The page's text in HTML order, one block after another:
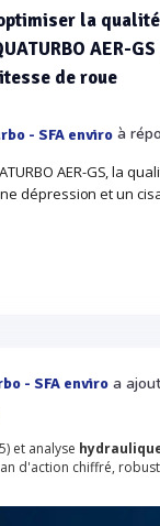
la
AER-
de roue
- SFA enviro à
AER-GS, la
dépression et un
- SFA enviro a
et analyse
d'action chiffré,